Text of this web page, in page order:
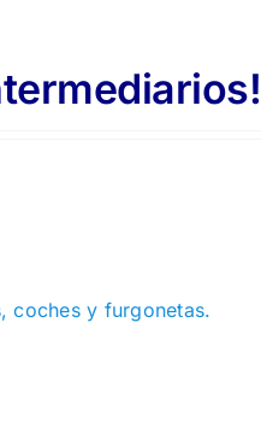
coches y furgonetas.